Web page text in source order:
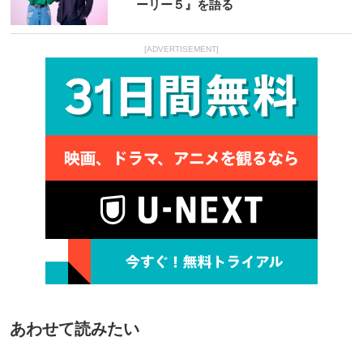
ーリー５』を語る
[ADVERTISEMENT]
あわせて読みたい